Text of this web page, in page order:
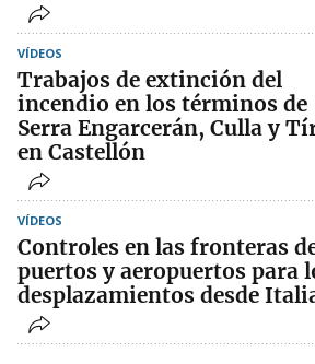
VÍDEOS
Trabajos de extinción del
incendio en los términos de
Serra Engarcerán, Culla y
en Castellón
VÍDEOS
Controles en las fronteras
puertos y aeropuertos para
desplazamientos desde